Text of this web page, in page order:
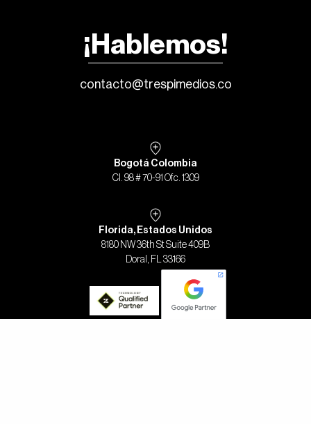
¡Hablemos!
contacto@trespimedios.co
Bogotá Colombia
Cl. 98 # 70-91 Ofc. 1309
Florida, Estados Unidos
8180 NW 36th St Suite 409B
Doral, FL 33166